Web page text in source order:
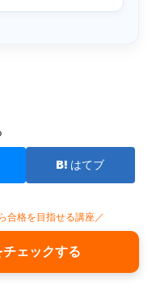
はてブ
合格を目指せる講座／
ェックする